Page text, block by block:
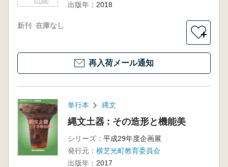
出版年： 2018
新刊 在庫なし
＋
再入荷メール通知
単行本 縄文
縄文土器 : その造形と機能美
シリーズ： 平成29年度企画展
発行元： 横芝光町教育委員会
出版年： 2017